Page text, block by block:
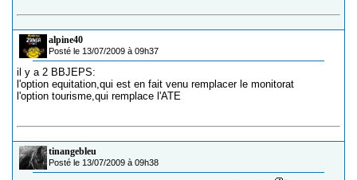
alpine40
Posté le 13/07/2009 à 09h37
il y a 2 BBJEPS:
l'option equitation,qui est en fait venu remplacer le monitorat
l'option tourisme,qui remplace l'ATE
tinangebleu
Posté le 13/07/2009 à 09h38